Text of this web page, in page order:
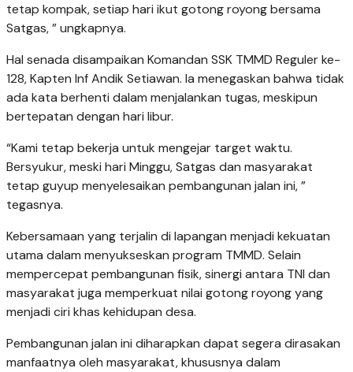
tetap kompak, setiap hari ikut gotong royong bersama
Satgas, ” ungkapnya.
Hal senada disampaikan Komandan SSK TMMD Reguler ke-
128, Kapten Inf Andik Setiawan. Ia menegaskan bahwa tidak
ada kata berhenti dalam menjalankan tugas, meskipun
bertepatan dengan hari libur.
“Kami tetap bekerja untuk mengejar target waktu.
Bersyukur, meski hari Minggu, Satgas dan masyarakat
tetap guyup menyelesaikan pembangunan jalan ini, ”
tegasnya.
Kebersamaan yang terjalin di lapangan menjadi kekuatan
utama dalam menyukseskan program TMMD. Selain
mempercepat pembangunan fisik, sinergi antara TNI dan
masyarakat juga memperkuat nilai gotong royong yang
menjadi ciri khas kehidupan desa.
Pembangunan jalan ini diharapkan dapat segera dirasakan
manfaatnya oleh masyarakat, khususnya dalam